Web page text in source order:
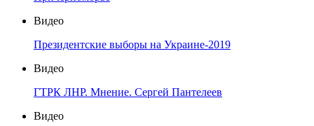
Видео
Президентские выборы на Украине-2019
Видео
ГТРК ЛНР. Мнение. Сергей Пантелеев
Видео